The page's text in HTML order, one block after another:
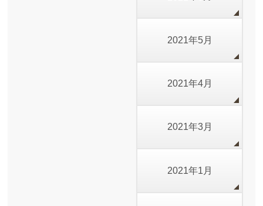
2021年5月
2021年4月
2021年3月
2021年1月